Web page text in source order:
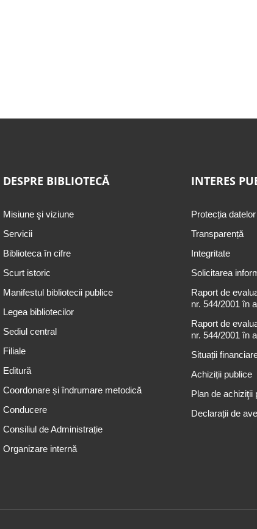
DESPRE BIBLIOTECĂ
Misiune şi viziune
Servicii
Biblioteca în cifre
Scurt istoric
Manifestul bibliotecii publice
Legea bibliotecilor
Sediul central
Filiale
Editură
Coordonare și îndrumare metodică
Conducere
Consiliul de Administrație
Organizare internă
INTERES
Protecția
Transparență
Integritate
Solicitarea
Raport de
nr. 544/2001 în
Raport de
nr. 544/2001 în
Situații
Achiziții publice
Plan de achiziţii
Declarații de